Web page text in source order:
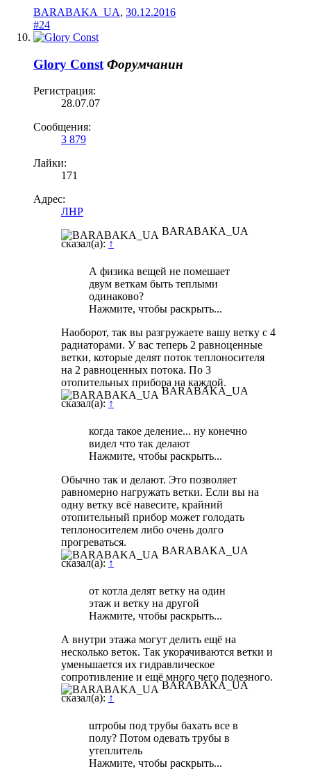
BARABAKA_UA, 30.12.2016
#24
Glory Const Форумчанин
Регистрация:
28.07.07
Сообщения:
3 879
Лайки:
171
Адрес:
ЛНР
BARABAKA_UA
сказал(а): ↑
А физика вещей не помешает
двум веткам быть теплыми
одинаково?
Нажмите, чтобы раскрыть...
Наоборот, так вы разгружаете вашу ветку с 4
радиаторами. У вас теперь 2 равноценные
ветки, которые делят поток теплоносителя
на 2 равноценных потока. По 3
отопительных прибора на каждой.
BARABAKA_UA
сказал(а): ↑
когда такое деление... ну конечно
видел что так делают
Нажмите, чтобы раскрыть...
Обычно так и делают. Это позволяет
равномерно нагружать ветки. Если вы на
одну ветку всё навесите, крайний
отопительный прибор может голодать
теплоносителем либо очень долго
прогреваться.
BARABAKA_UA
сказал(а): ↑
от котла делят ветку на один
этаж и ветку на другой
Нажмите, чтобы раскрыть...
А внутри этажа могут делить ещё на
несколько веток. Так укорачиваются ветки и
уменьшается их гидравлическое
сопротивление и ещё много чего полезного.
BARABAKA_UA
сказал(а): ↑
штробы под трубы бахать все в
полу? Потом одевать трубы в
утеплитель
Нажмите, чтобы раскрыть...